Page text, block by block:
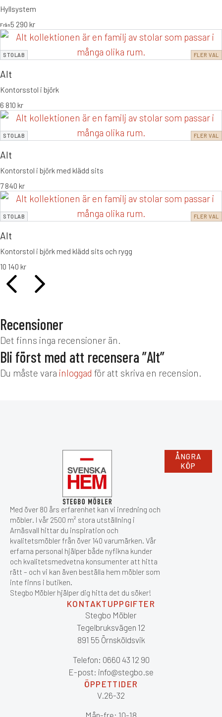
Hyllsystem
Från5 290 kr
STOLAB FLER VAL
Alt
Kontorsstol i björk
6 810 kr
STOLAB FLER VAL
Alt
Kontorstol i björk med klädd sits
7 840 kr
STOLAB FLER VAL
Alt
Kontorstol i björk med klädd sits och rygg
10 140 kr
Recensioner
Det finns inga recensioner än.
Bli först med att recensera ”Alt”
Du måste vara inloggad för att skriva en recension.
Med över 80 års erfarenhet kan vi inredning och
möbler. I vår 2500 m² stora utställning i
Arnäsvall hittar du inspiration och
kvalitetsmöbler från över 140 varumärken. Vår
erfarna personal hjälper både nyfikna kunder
och kvalitetsmedvetna konsumenter att hitta
rätt – och vi kan även beställa hem möbler som
inte finns i butiken.
Stegbo Möbler hjälper dig hitta det du söker!
ÅNGRA
KÖP
KONTAKTUPPGIFTER
Stegbo Möbler
Tegelbruksvägen 12
891 55 Örnsköldsvik
Telefon: 0660 43 12 90
E-post: info@stegbo.se
ÖPPETTIDER
V.26-32
Mån-fre: 10-18